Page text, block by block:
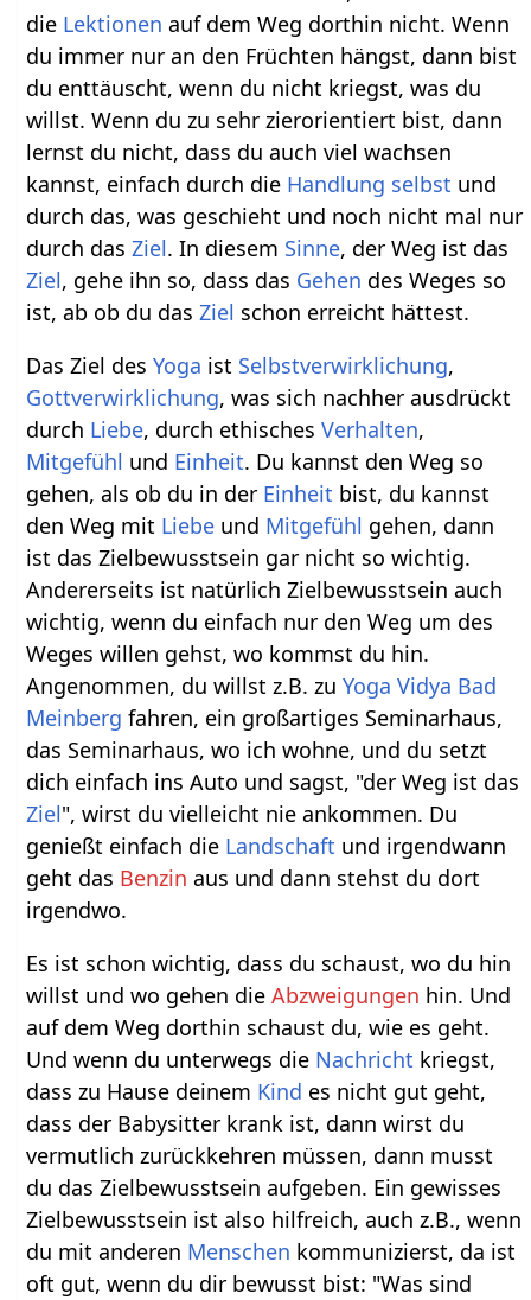
die Lektionen auf dem Weg dorthin nicht. Wenn
du immer nur an den Früchten hängst, dann bist
du enttäuscht, wenn du nicht kriegst, was du
willst. Wenn du zu sehr zierorientiert bist, dann
lernst du nicht, dass du auch viel wachsen
kannst, einfach durch die Handlung selbst und
durch das, was geschieht und noch nicht mal nur
durch dasZiel. In diesem Sinne, der Weg ist das
Ziel, gehe ihn so, dass das Gehen des Weges so
ist, ab ob du dasZiel schon erreicht hättest.
Das Ziel desYoga ist Selbstverwirklichung,
Gottverwirklichung, was sich nachher ausdrückt
durch Liebe, durch ethischesVerhalten,
Mitgefühl und Einheit. Du kannst den Weg so
gehen, als ob du in der Einheit bist, du kannst
den Weg mit Liebe und Mitgefühl gehen, dann
ist das Zielbewusstsein gar nicht so wichtig.
Andererseits ist natürlich Zielbewusstsein auch
wichtig, wenn du einfach nur den Weg um des
Weges willen gehst, wo kommst du hin.
Angenommen, du willst z.B. zuYoga Vidya Bad
Meinberg fahren, ein großartiges Seminarhaus,
das Seminarhaus, wo ich wohne, und du setzt
dich einfach ins Auto und sagst, "der Weg ist das
Ziel", wirst du vielleicht nie ankommen. Du
genießt einfach die Landschaft und irgendwann
geht das Benzin aus und dann stehst du dort
irgendwo.
Es ist schon wichtig, dass du schaust, wo du hin
willst und wo gehen dieAbzweigungen hin. Und
auf dem Weg dorthin schaust du, wie es geht.
Und wenn du unterwegs die Nachricht kriegst,
dass zu Hause deinem Kind es nicht gut geht,
dass der Babysitter krank ist, dann wirst du
vermutlich zurückkehren müssen, dann musst
du das Zielbewusstsein aufgeben. Ein gewisses
Zielbewusstsein ist also hilfreich, auch z.B., wenn
du mit anderen Menschen kommunizierst, da ist
oft gut, wenn du dir bewusst bist: "Was sind